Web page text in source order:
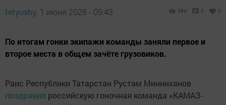
tetyushy, 1 июня 2026 - 09:43 394 0 0
По итогам гонки экипажи команды заняли первое и
второе места в общем зачёте грузовиков.
Раис Республики Татарстан Рустам Минниханов
поздравил российскую гоночная команда «КАМАЗ-